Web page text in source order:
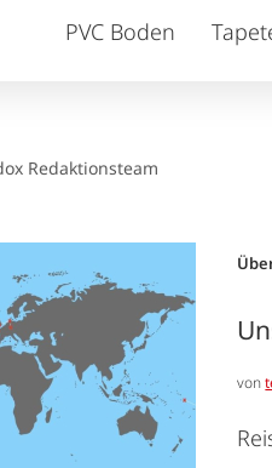
PVC Boden
Redaktionsteam
von